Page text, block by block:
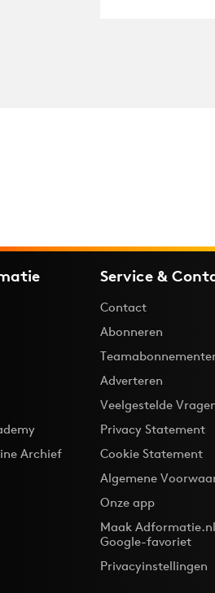
Archief
Service &
Contact
Abonneren
Adverteren
Veelgestelde
Privacy Statement
Cookie Statement
Algemene
Onze app
Maak
Google-favoriet
Privacyinstellingen